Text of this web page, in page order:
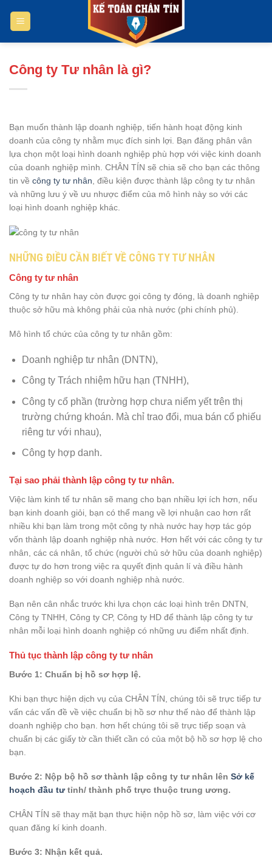
Công ty Tư nhân là gì?
Bạn muốn thành lập doanh nghiệp, tiến hành hoạt động kinh
doanh của công ty nhằm mục đích sinh lợi. Bạn đăng phân vân
lựa chọn một loại hình doanh nghiệp phù hợp với việc kinh doanh
của doanh nghiệp mình. CHÂN TÍN sẽ chia sẽ cho bạn các thông
tin về công ty tư nhân , điều kiện được thành lập công ty tư nhân
và những lưu ý về ưu nhược điểm của mô hình này so với các
loại hình doanh nghiệp khác.
NHỮNG ĐIỀU CẦN BIẾT VỀ CÔNG TY TƯ NHÂN
Công ty tư nhân
Công ty tư nhân hay còn được gọi công ty đóng, là doanh nghiệp
thuộc sở hữu mà không phải của nhà nước (phi chính phủ).
Mô hình tổ chức của công ty tư nhân gồm:
Doanh nghiệp tư nhân (DNTN),
Công ty Trách nhiệm hữu hạn (TNHH),
Công ty cổ phần (trường hợp chưa niểm yết trên thị
trường chứng khoán. Mà chỉ trao đổi, mua bán cổ phiếu
riêng tư với nhau),
Công ty hợp danh.
Tại sao phải thành lập công ty tư nhân.
Việc làm kinh tế tư nhân sẽ mang cho bạn nhiều lợi ích hơn, nếu
bạn kinh doanh giỏi, bạn có thể mang về lợi nhuận cao hơn rất
nhiều khi bạn làm trong một công ty nhà nước hay hợp tác góp
vốn thành lập doanh nghiệp nhà nước. Hơn hết với các công ty tư
nhân, các cá nhân, tổ chức (người chủ sở hữu của doanh nghiệp)
được tự do hơn trong việc ra quyết định quản lí và điều hành
doanh nghiệp so với doanh nghiệp nhà nước.
Bạn nên cân nhắc trước khi lựa chọn các loại hình trên DNTN,
Công ty TNHH, Công ty CP, Công ty HD để thành lập công ty tư
nhân mỗi loại hình doanh nghiệp có những ưu điểm nhất định.
Thủ tục thành lập công ty tư nhân
Bước 1: Chuẩn bị hồ sơ hợp lệ.
Khi bạn thực hiện dịch vụ của CHÂN TÍN, chúng tôi sẽ trực tiếp tư
vấn các vấn đề về việc chuẩn bị hồ sơ như thế nào để thành lập
doanh nghiệp cho bạn. hơn hết chúng tôi sẽ trực tiếp soạn và
chuẩn bị các giấy tờ cần thiết cần có của một bộ hồ sơ hợp lệ cho
bạn.
Bước 2: Nộp bộ hồ sơ thành lập công ty tư nhân lên Sở kế
hoạch đầu tưtỉnh/ thành phố trực thuộc trung ương.
CHÂN TÍN sẽ thay mặt bạn thực hiện nộp hồ sơ, làm việc với cơ
quan đăng kí kinh doanh.
Bước 3: Nhận kết quả.